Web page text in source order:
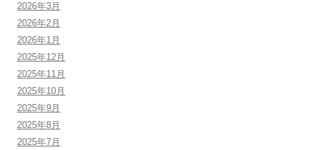
2026年3月
2026年2月
2026年1月
2025年12月
2025年11月
2025年10月
2025年9月
2025年8月
2025年7月